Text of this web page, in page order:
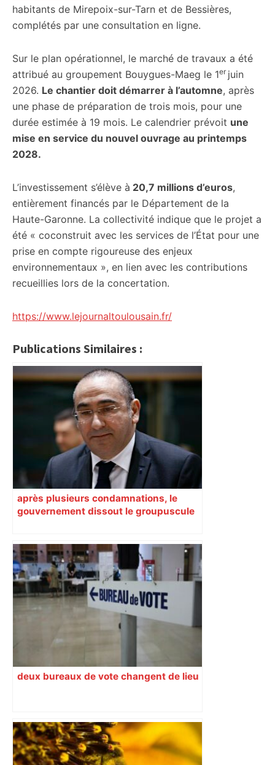
habitants de Mirepoix-sur-Tarn et de Bessières,
complétés par une consultation en ligne.
Sur le plan opérationnel, le marché de travaux a été
attribué au groupement Bouygues-Maeg le 1er juin
2026. Le chantier doit démarrer à l’automne, après
une phase de préparation de trois mois, pour une
durée estimée à 19 mois. Le calendrier prévoit une
mise en service du nouvel ouvrage au printemps
2028.
L’investissement s’élève à 20,7 millions d’euros,
entièrement financés par le Département de la
Haute-Garonne. La collectivité indique que le projet a
été « coconstruit avec les services de l’État pour une
prise en compte rigoureuse des enjeux
environnementaux », en lien avec les contributions
recueillies lors de la concertation.
https://www.lejournaltoulousain.fr/
Publications Similaires :
après plusieurs condamnations, le
gouvernement dissout le groupuscule
deux bureaux de vote changent de lieu